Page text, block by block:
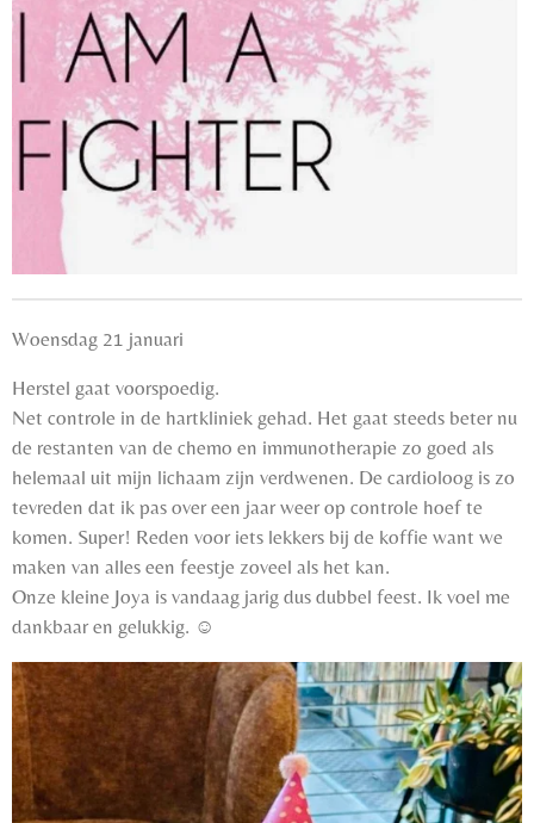
Woensdag 21 januari
Herstel gaat voorspoedig.
Net controle in de hartkliniek gehad. Het gaat steeds beter nu
de restanten van de chemo en immunotherapie zo goed als
helemaal uit mijn lichaam zijn verdwenen. De cardioloog is zo
tevreden dat ik pas over een jaar weer op controle hoef te
komen. Super! Reden voor iets lekkers bij de koffie want we
maken van alles een feestje zoveel als het kan.
Onze kleine Joya is vandaag jarig dus dubbel feest. Ik voel me
dankbaar en gelukkig. ☺️